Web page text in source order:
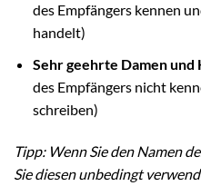
des Empfängers kennen
handelt)
Sehr geehrte Damen und
des Empfängers nicht
schreiben)
Tipp: Wenn Sie den Namen
Sie diesen unbedingt